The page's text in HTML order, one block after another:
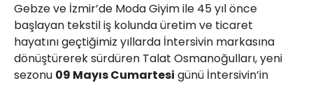
Gebze ve İzmir’de Moda Giyim ile 45 yıl önce
başlayan tekstil iş kolunda üretim ve ticaret
hayatını geçtiğimiz yıllarda İntersivin markasına
dönüştürerek sürdüren Talat Osmanoğulları, yeni
sezonu 09 Mayıs Cumartesi günü İntersivin’in